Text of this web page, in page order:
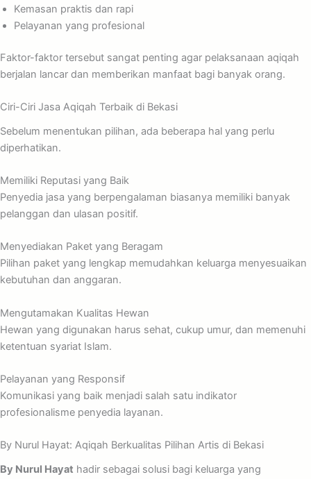
Kemasan praktis dan rapi
Pelayanan yang profesional
Faktor-faktor tersebut sangat penting agar pelaksanaan aqiqah
berjalan lancar dan memberikan manfaat bagi banyak orang.
Ciri-Ciri Jasa Aqiqah Terbaik di Bekasi
Sebelum menentukan pilihan, ada beberapa hal yang perlu
diperhatikan.
Memiliki Reputasi yang Baik
Penyedia jasa yang berpengalaman biasanya memiliki banyak
pelanggan dan ulasan positif.
Menyediakan Paket yang Beragam
Pilihan paket yang lengkap memudahkan keluarga menyesuaikan
kebutuhan dan anggaran.
Mengutamakan Kualitas Hewan
Hewan yang digunakan harus sehat, cukup umur, dan memenuhi
ketentuan syariat Islam.
Pelayanan yang Responsif
Komunikasi yang baik menjadi salah satu indikator
profesionalisme penyedia layanan.
By Nurul Hayat: Aqiqah Berkualitas Pilihan Artis di Bekasi
By Nurul Hayat hadir sebagai solusi bagi keluarga yang